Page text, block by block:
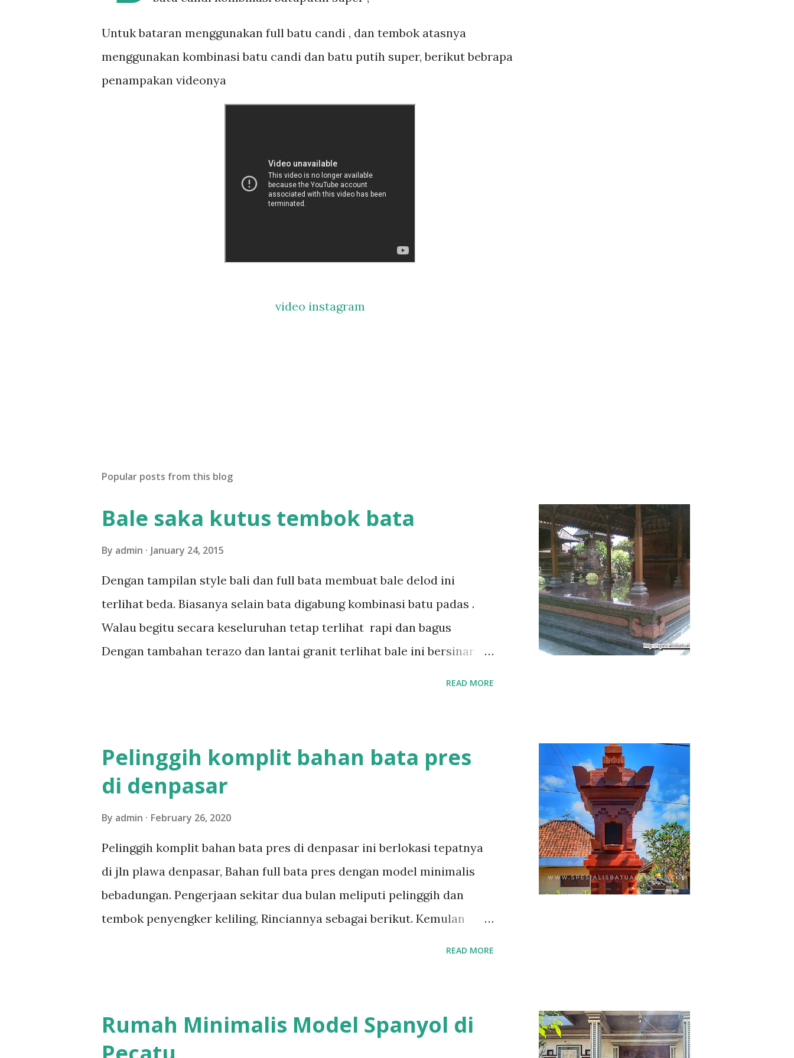
Untuk bataran menggunakan full batu candi , dan tembok atasnya
menggunakan kombinasi batu candi dan batu putih super, berikut bebrapa
penampakan videonya
video instagram
Popular posts from this blog
Bale saka kutus tembok bata
By admin January 24, 2015
Dengan tampilan style bali dan full bata membuat bale delod ini
terlihat beda. Biasanya selain bata digabung kombinasi batu padas .
Walau begitu secara keseluruhan tetap terlihat rapi dan bagus
Dengan tambahan terazo dan lantai granit terlihat bale ini bersinar
READ MORE
Pelinggih komplit bahan bata pres
di denpasar
By admin February 26, 2020
Pelinggih komplit bahan bata pres di denpasar ini berlokasi tepatnya
di jln plawa denpasar, Bahan full bata pres dengan model minimalis
bebadungan. Pengerjaan sekitar dua bulan meliputi pelinggih dan
tembok penyengker keliling, Rinciannya sebagai berikut. Kemulan
dilihat di bawah ini Untuk model bangunan bali bahan bata pres bisa
dilihat di tautan sebagai berikut Semua postingan tentang bata pres
READ MORE
Rumah Minimalis Model Spanyol di